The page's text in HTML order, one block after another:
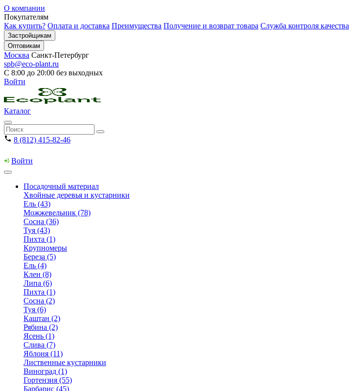
О компании
Покупателям
Как купить? Оплата и доставка Преимущества Получение и возврат товара Служба контроля качества
Застройщикам
Оптовикам
Москва Санкт-Петербург
spb@eco-plant.ru
С 8:00 до 20:00 без выходных
Войти
Каталог
8 (812) 415-82-46
Войти
Посадочный материал
Хвойные деревья и кустарники
Ель (43)
Можжевельник (78)
Сосна (36)
Туя (43)
Пихта (1)
Крупномеры
Береза (5)
Ель (4)
Клен (8)
Липа (6)
Пихта (1)
Сосна (2)
Туя (6)
Каштан (2)
Рябина (2)
Ясень (1)
Слива (7)
Яблоня (11)
Лиственные кустарники
Виноград (1)
Гортензия (55)
Барбарис (45)